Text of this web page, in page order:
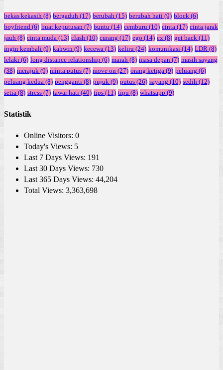
bekas kekasih (8) bergaduh (17) berubah (15) berubah hati (9) block (6)
boyfriend (6) buat keputusan (7) buntu (14) cemburu (10) cinta (17) cinta jarak
jauh (8) cinta muda (13) clash (10) curang (17) ego (14) ex (8) get back (11)
ingin kembali (9) kahwin (9) kecewa (13) keliru (24) komunikasi (14) LDR (8)
lelaki (6) long distance relationship (6) marah (8) masa depan (7) masih sayang
(38) merajuk (9) minta putus (7) move on (27) orang ketiga (9) peluang (6)
peluang kedua (8) pengganti (8) pujuk (9) putus (26) sayang (10) sedih (12)
setia (8) stress (7) tawar hati (40) tips (11) tipu (8) whatsapp (9)
Statistik
Online Visitors: 0
Today's Views: 5
Last 7 Days Views: 191
Last 30 Days Views: 730
Last 365 Days Views: 44,204
Total Views: 3,363,698